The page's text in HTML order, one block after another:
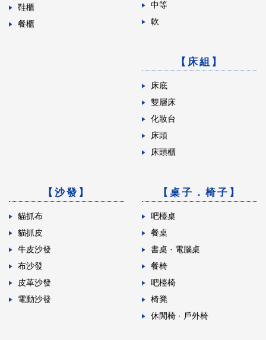
鞋櫃
餐櫃
中等
軟
【床組】
床底
雙層床
化妝台
床頭
床頭櫃
【沙發】
貓抓布
貓抓皮
牛皮沙發
布沙發
皮革沙發
電動沙發
【桌子．椅子】
吧檯桌
餐桌
書桌 · 電腦桌
餐椅
吧檯椅
椅凳
休閒椅 · 戶外椅